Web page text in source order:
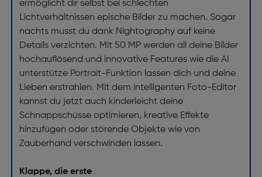
ermöglicht dir selbst bei schlechten
Lichtverhältnissen epische Bilder zu machen. Sogar
nachts musst du dank Nightography auf keine
Details verzichten. Mit 50 MP werden all deine Bilder
hochauflösend und innovative Features wie die AI
unterstütze Portrait-Funktion lassen dich und deine
Lieben erstrahlen. Mit dem intelligenten Foto-Editor
kannst du jetzt auch kinderleicht deine
Schnappschüsse optimieren, kreative Effekte
hinzufügen oder störende Objekte wie von
Zauberhand verschwinden lassen.
Klappe, die erste